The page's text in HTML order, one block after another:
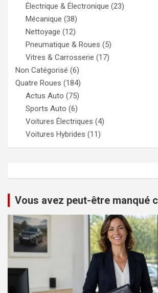
Électrique & Électronique (23)
Mécanique (38)
Nettoyage (12)
Pneumatique & Roues (5)
Vitres & Carrosserie (17)
Non Catégorisé (6)
Quatre Roues (184)
Actus Auto (75)
Sports Auto (6)
Voitures Électriques (4)
Voitures Hybrides (11)
Vous avez peut-être manqué